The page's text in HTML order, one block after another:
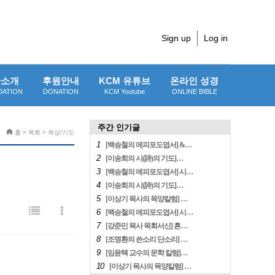
Sign up Log in
개 후원안내
DONATION
KCM 유튜브
KCM Youtube
온라인 성경
ONLINE BIBLE
홈 > 목회 > 묵상/기도
주간 인기글
1
[백승철의 에피포도엽서] &…
2 [이송희의 시(詩)의 기도]…
3 [백승철의 에피포도엽서] 시…
4 [이송희의 시(詩)의 기도]…
5 [이상기 목사의 목양칼럼] …
6 [백승철의 에피포도엽서] 시…
7 [강준민 목사 목회서신] 흔…
8 [조명환의 쓴소리 단소리] …
9 [임윤택 교수의 문학 칼럼]…
10 [이상기 목사의 목양칼럼] …